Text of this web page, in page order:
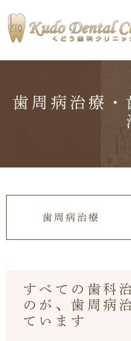
歯周病治療・
歯周病治療
すべての歯科
のが、歯周病
ています